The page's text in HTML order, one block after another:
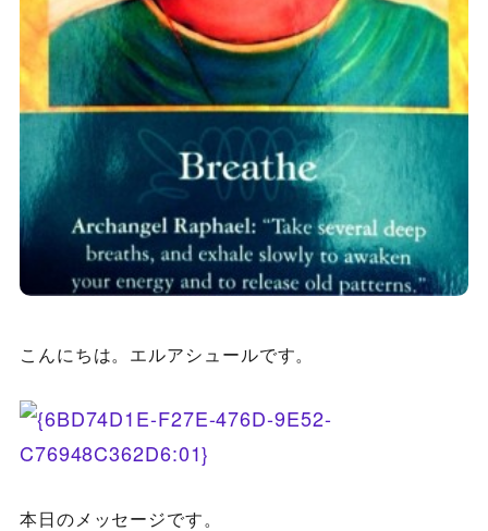
こんにちは。エルアシュールです。
本日のメッセージです。